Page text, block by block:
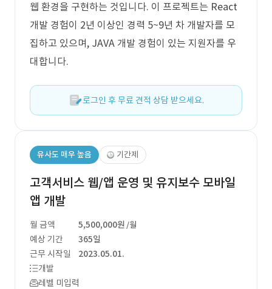
웹 환경을 구현하는 것입니다. 이 프로젝트는 React
개발 경험이 2년 이상인 경력 5~9년 차 개발자를 모
집하고 있으며, JAVA 개발 경험이 있는 지원자를 우
대합니다.
로그인 후 무료 견적 상담 받으세요.
유사도 매우 높음 기간제
고객서비스 웹/앱 운영 및 유지보수 모바일
앱 개발
월 금액 5,500,000원 /월
예상 기간
365일
근무 시작일
2023.05.01.
개발
레벨 미입력